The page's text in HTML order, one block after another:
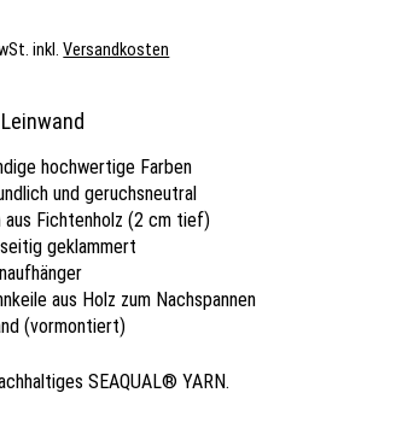
inkl.Versandkosten
hochwertige Farben
und geruchsneutral
aus Fichtenholz (2 cm tief)
geklammert
aus Holz zum Nachspannen
(vormontiert)
SEAQUAL® YARN.